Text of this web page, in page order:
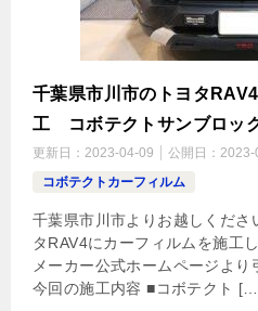
千葉県市川市のトヨタ
工 コボテクトサンブロッ
更新日： 2023-04-09 公開日： 2023-
コボテクトカーフィルム
千葉県市川市よりお越しくだ
タRAV4にカーフィルムを施工
メーカー公式ホームページよ
今回の施工内容 ■コボテクト